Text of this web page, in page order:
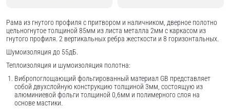
Рама из гнутого профиля с притвором и наличником, дверное полотно
цельногнутое толщиной 85мм из листа металла 2мм c каркасом из
гнутого профиля. 2 вертикальных ребра жесткости и 8 горизонтальных.
Шумоизоляция до 55дБ.
Теплоизоляция и шумоизоляция полотна:
Вибропоглощающий фольгированный материал GB представляет
собой двухслойную конструкцию толщиной 3мм, состоящую из
алюминиевой фольги толщиной 0,6мм и полимерного слоя на
основе мастики.